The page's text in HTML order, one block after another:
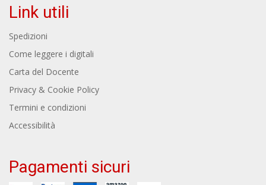
Link utili
Spedizioni
Come leggere i digitali
Carta del Docente
Privacy & Cookie Policy
Termini e condizioni
Accessibilità
Pagamenti sicuri